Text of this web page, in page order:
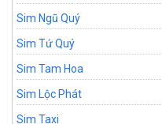
Sim Ngũ Quý
Sim Tứ Quý
Sim Tam Hoa
Sim Lộc Phát
Sim Taxi